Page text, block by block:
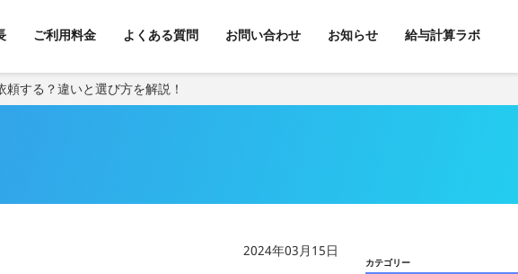
ご利用料金 よくある質問 お問い合わせ お知らせ 給与計算ラボ
頼する？違いと選び方を解説！
2024年03月15日
カテゴリー